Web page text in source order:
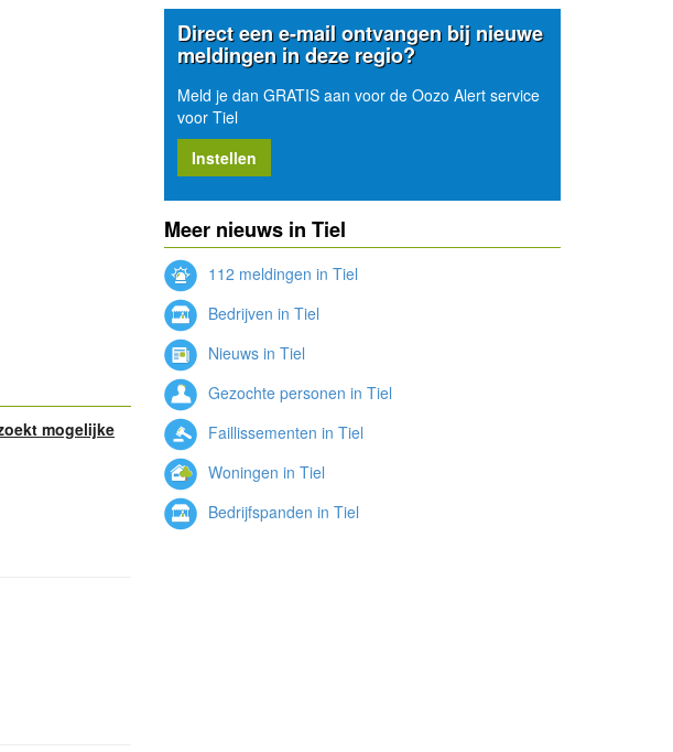
mogelijke
Direct een e-mail ontvangen bij nieuwe
meldingen in deze regio?
Meld je dan GRATIS aan voor de Oozo Alert service
voor Tiel
Instellen
Meer nieuws in Tiel
112 meldingen in Tiel
Bedrijven in Tiel
Nieuws in Tiel
Gezochte personen in Tiel
Faillissementen in Tiel
Woningen in Tiel
Bedrijfspanden in Tiel